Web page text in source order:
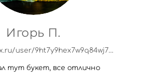
Игорь П.
reviews.yandex.ru/user/9ht7y9hex7w9q84wj7pwxacyjr?utm_source=org&main_tab=org
тут букет, все отлично